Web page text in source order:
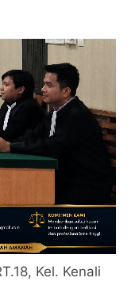
Kel. Kenali